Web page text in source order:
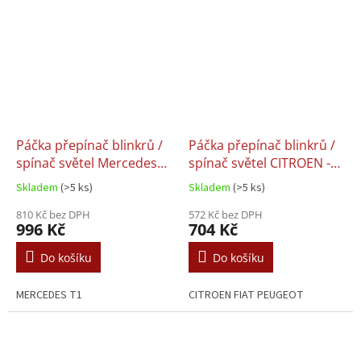
Páčka přepínač blinkrů /
spínač světel Mercedes
T1 - 0055457424
Skladem (>5 ks)
810 Kč bez DPH
996 Kč
Do košíku
MERCEDES T1
Páčka přepínač blinkrů /
spínač světel CITROEN -
625369
Skladem (>5 ks)
572 Kč bez DPH
704 Kč
Do košíku
CITROEN FIAT PEUGEOT